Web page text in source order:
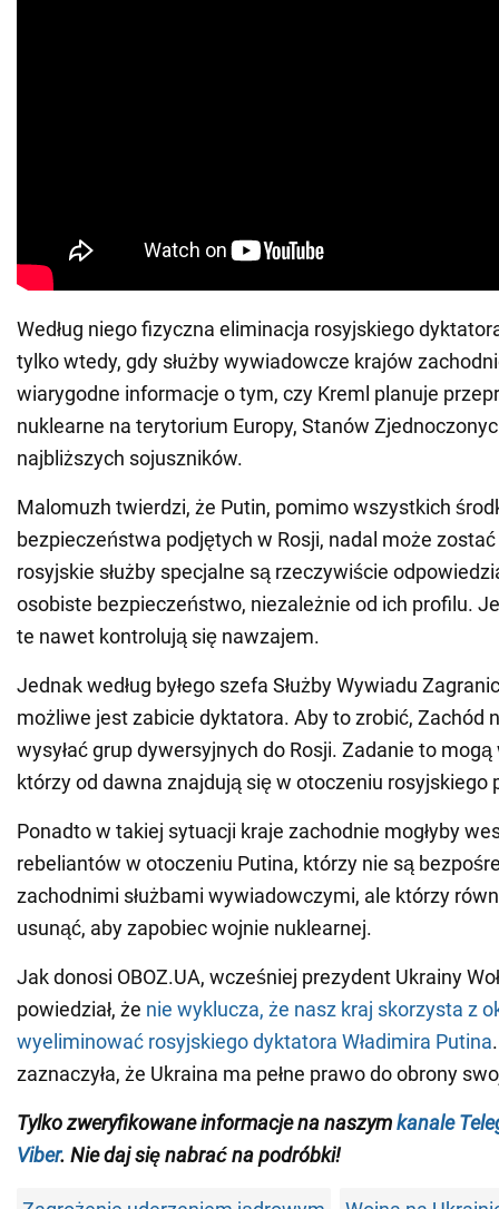
Według niego fizyczna eliminacja rosyjskiego
tylko wtedy, gdy służby wywiadowcze krajów
wiarygodne informacje o tym, czy Kreml planuje
nuklearne na terytorium Europy, Stanów
najbliższych sojuszników.
Malomuzh twierdzi, że Putin, pomimo wszystkich
bezpieczeństwa podjętych w Rosji, nadal może
rosyjskie służby specjalne są rzeczywiście
osobiste bezpieczeństwo, niezależnie od ich profilu.
te nawet kontrolują się nawzajem.
Jednak według byłego szefa Służby Wywiadu
możliwe jest zabicie dyktatora. Aby to zrobić, Zachód
wysyłać grup dywersyjnych do Rosji. Zadanie to
którzy od dawna znajdują się w otoczeniu rosyjskiego
Ponadto w takiej sytuacji kraje zachodnie mogłyby
rebeliantów w otoczeniu Putina, którzy nie są
zachodnimi służbami wywiadowczymi, ale którzy
usunąć, aby zapobiec wojnie nuklearnej.
Jak donosi OBOZ.UA, wcześniej prezydent Ukrainy
powiedział, że nie wyklucza, że nasz kraj skorzysta z
wyeliminować rosyjskiego dyktatora Władimira Putina
zaznaczyła, że Ukraina ma pełne prawo do obrony
Tylko zweryfikowane informacje na naszymkanale
Viber. Nie daj się nabrać na podróbki!